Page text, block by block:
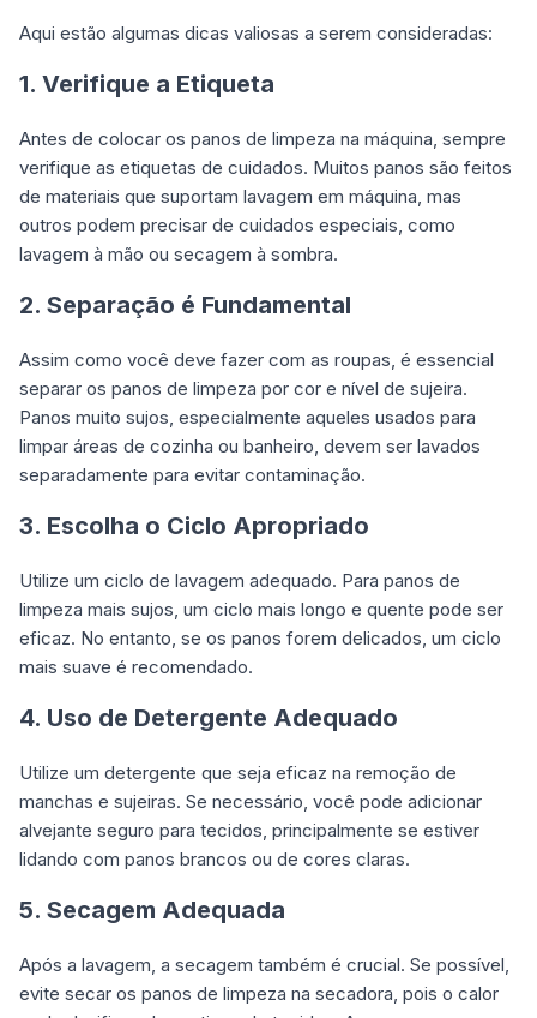
Aqui estão algumas dicas valiosas a serem consideradas:
1. Verifique a Etiqueta
Antes de colocar os panos de limpeza na máquina, sempre
verifique as etiquetas de cuidados. Muitos panos são feitos
de materiais que suportam lavagem em máquina, mas
outros podem precisar de cuidados especiais, como
lavagem à mão ou secagem à sombra.
2. Separação é Fundamental
Assim como você deve fazer com as roupas, é essencial
separar os panos de limpeza por cor e nível de sujeira.
Panos muito sujos, especialmente aqueles usados para
limpar áreas de cozinha ou banheiro, devem ser lavados
separadamente para evitar contaminação.
3. Escolha o Ciclo Apropriado
Utilize um ciclo de lavagem adequado. Para panos de
limpeza mais sujos, um ciclo mais longo e quente pode ser
eficaz. No entanto, se os panos forem delicados, um ciclo
mais suave é recomendado.
4. Uso de Detergente Adequado
Utilize um detergente que seja eficaz na remoção de
manchas e sujeiras. Se necessário, você pode adicionar
alvejante seguro para tecidos, principalmente se estiver
lidando com panos brancos ou de cores claras.
5. Secagem Adequada
Após a lavagem, a secagem também é crucial. Se possível,
evite secar os panos de limpeza na secadora, pois o calor